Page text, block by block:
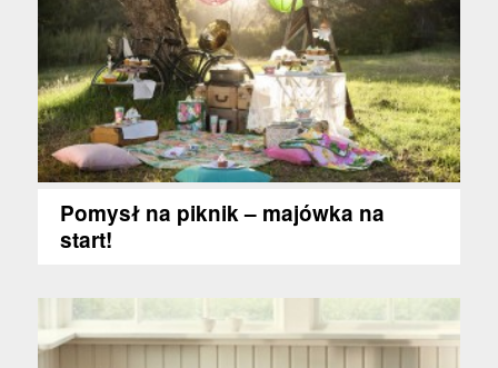
Pomysł na piknik – majówka na
start!